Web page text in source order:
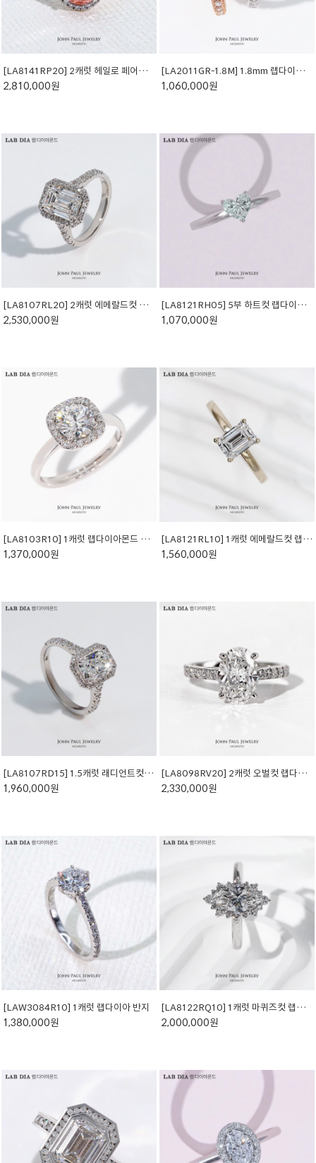
[LA8141RP20] 2캐럿 헤일로 페어컷 핑크 랩다이아 반지
2,810,000원
[LA2011GR-1.8M] 1.8mm 랩다이아몬드 이터니티 반지
1,060,000원
[LA8107RL20] 2캐럿 에메랄드컷 랩다이아몬드 반지
2,530,000원
[LA8121RH05] 5부 하트컷 랩다이아 반지
1,070,000원
[LA8103R10] 1캐럿 랩다이아몬드 반지
1,370,000원
[LA8121RL10] 1캐럿 에메랄드컷 랩다이아몬드 반지
1,560,000원
[LA8107RD15] 1.5캐럿 래디언트컷 랩다이아몬드 반지
1,960,000원
[LA8098RV20] 2캐럿 오벌컷 랩다이아반지
2,330,000원
[LAW3084R10] 1캐럿 랩다이아 반지
1,380,000원
[LA8122RQ10] 1캐럿 마퀴즈컷 랩다이아몬드 반지
2,000,000원